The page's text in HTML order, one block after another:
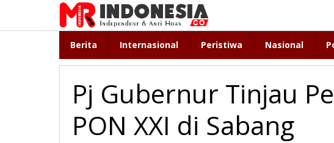
konten
Berita Internasional Peristiwa Nasional
Pj Gubernur Tinjau
PON XXI di Sabang